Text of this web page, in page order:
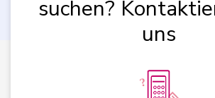
suchen?
uns